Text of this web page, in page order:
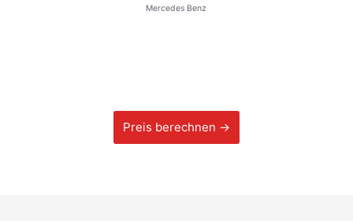
Mercedes Benz
Preis berechnen →